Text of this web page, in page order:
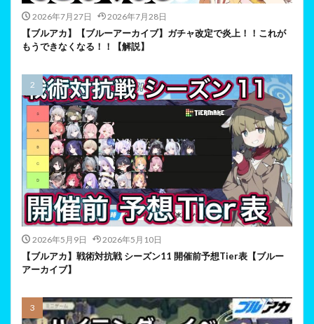
2026年7月27日 2026年7月28日
【ブルアカ】【ブルーアーカイブ】ガチャ改定で炎上！！これが
もうできなくなる！！【解説】
2026年5月9日 2026年5月10日
【ブルアカ】戦術対抗戦 シーズン11 開催前予想Tier表【ブルー
アーカイブ】